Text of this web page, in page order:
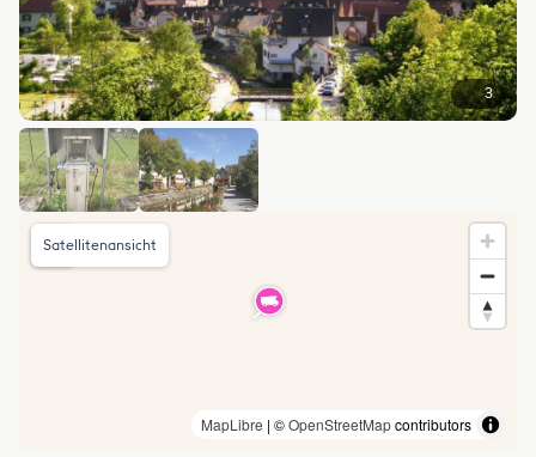
3
MapLibre | ©OpenStreetMapcontributors
Satellitenansicht